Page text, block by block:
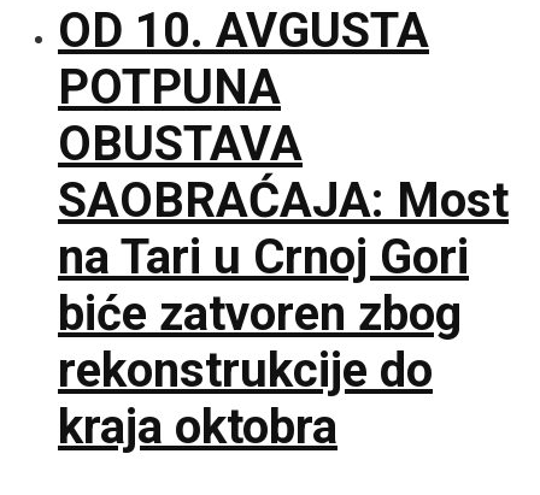
OD 10. AVGUSTA
POTPUNA
OBUSTAVA
SAOBRAĆAJA: Most
na Tari u Crnoj Gori
biće zatvoren zbog
rekonstrukcije do
kraja oktobra